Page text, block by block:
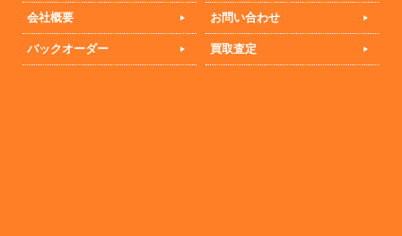
会社概要 お問い合わせ
バックオーダー 買取査定